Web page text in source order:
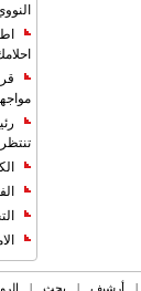
أرشیف بحث